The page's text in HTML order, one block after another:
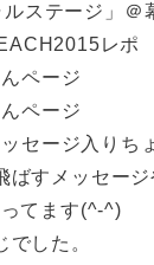
ステージ」＠
レポ
ページ
ページ
セージ入りち
すメッセー
てます(^-^)
した。